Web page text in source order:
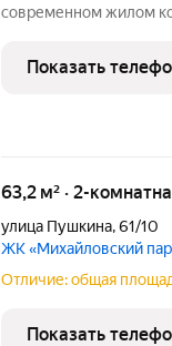
современном жилом
квартире удобная
санузла,
Показать
63,2 м² · 2-
улица Пушкина,61/10
ЖК «Михайловский
Отличие: общая
Показать